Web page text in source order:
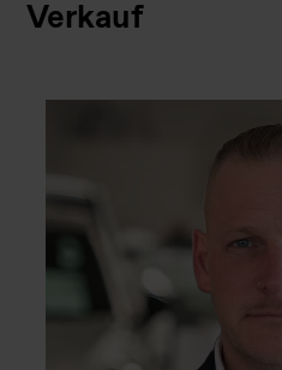
Verkauf